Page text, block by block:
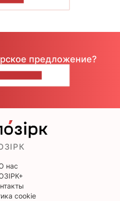
предложение?
нас
cookie